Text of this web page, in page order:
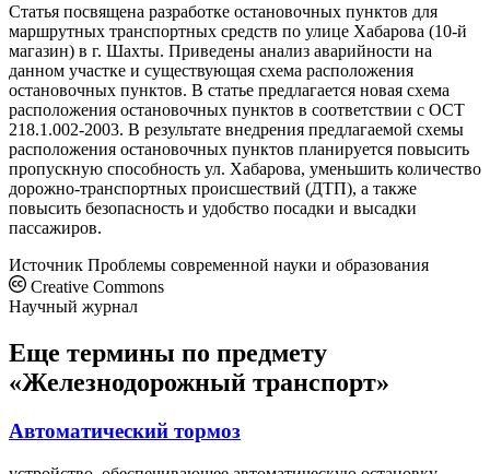
Статья посвящена разработке остановочных пунктов для
маршрутных транспортных средств по улице Хабарова (10-й
магазин) в г. Шахты. Приведены анализ аварийности на
данном участке и существующая схема расположения
остановочных пунктов. В статье предлагается новая схема
расположения остановочных пунктов в соответствии с ОСТ
218.1.002-2003. В результате внедрения предлагаемой схемы
расположения остановочных пунктов планируется повысить
пропускную способность ул. Хабарова, уменьшить количество
дорожно-транспортных происшествий (ДТП), а также
повысить безопасность и удобство посадки и высадки
пассажиров.
Источник Проблемы современной науки и образования
Creative Commons
Научный журнал
Еще термины по предмету
«Железнодорожный транспорт»
Автоматический тормоз